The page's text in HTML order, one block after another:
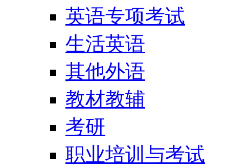
英语专项考试
生活英语
其他外语
教材教辅
考研
职业培训与考试